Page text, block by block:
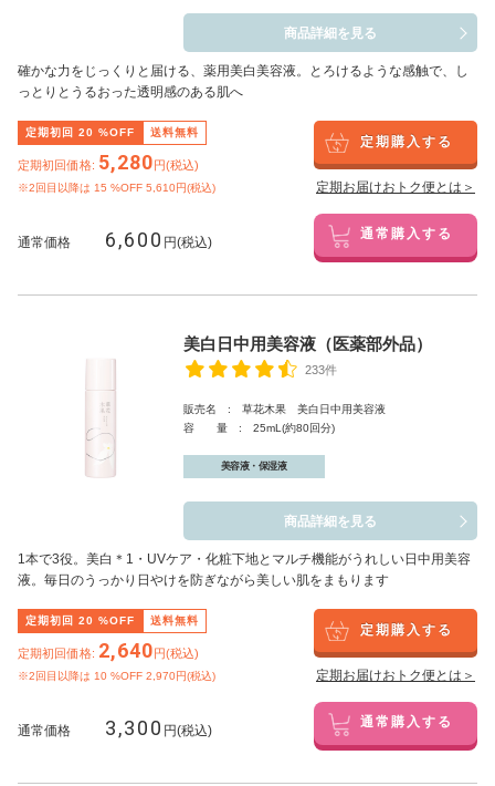
商品詳細を見る
確かな力をじっくりと届ける、薬用美白美容液。とろけるような感触で、し
っとりとうるおった透明感のある肌へ
定期初回 20 %OFF 送料無料
定期初回価格: 5,280円(税込)
※2回目以降は 15 %OFF 5,610円(税込)
定期購入する
定期お届けおトク便とは＞
通常価格 6,600 円(税込) 通常購入する
美白日中用美容液（医薬部外品）
233件
販売名 : 草花木果 美白日中用美容液
容 量 : 25mL(約80回分)
美容液・保湿液
商品詳細を見る
1本で3役。美白 ＊1 ・UVケア・化粧下地とマルチ機能がうれしい日中用美容
液。毎日のうっかり日やけを防ぎながら美しい肌をまもります
定期初回 20 %OFF 送料無料
定期初回価格: 2,640円(税込)
※2回目以降は 10 %OFF 2,970円(税込)
定期購入する
定期お届けおトク便とは＞
通常価格 3,300 円(税込) 通常購入する